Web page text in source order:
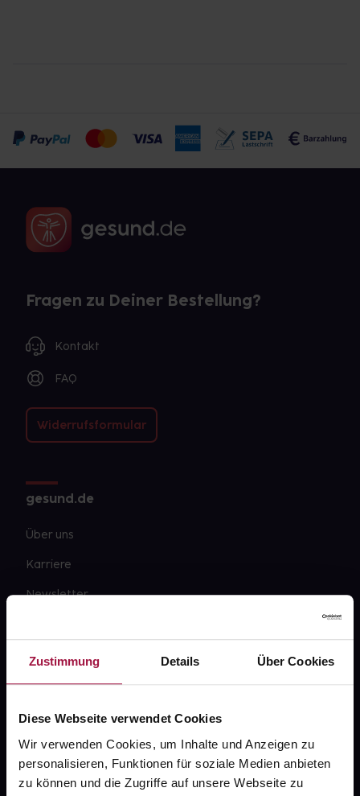
Zustimmung Details Über Cookies
Diese Webseite verwendet Cookies
Wir verwenden Cookies, um Inhalte und Anzeigen zu
personalisieren, Funktionen für soziale Medien anbieten
zu können und die Zugriffe auf unsere Webseite zu
Fragen zu Deiner Bestellung?
Kontakt
FAQ
Widerrufsformular
gesund.de
Über uns
Karriere
Newsletter
PAYBACK
gesund-versorger.de
Sanitätshäuser
Datenschutz